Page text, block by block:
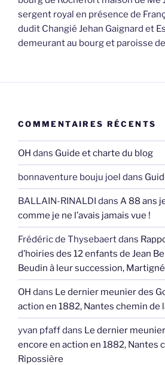
sergent royal en présence de
dudit Changié Jehan Gaignard et
demeurant au bourg et paroisse
COMMENTAIRES RÉCENTS
OH dans Guide et charte du blog
bonnaventure bouju joel dans
BALLAIN-RINALDI dans A 88 ans
comme je ne l’avais jamais vue !
Frédéric de Thysebaertdans
d’hoiries des 12 enfants de Jean
Beudin à leur succession,
OH dans Le dernier meunier des
action en 1882, Nantes chemin de
yvan pfaffdans Le dernier
encore en action en 1882, Nantes
Ripossière